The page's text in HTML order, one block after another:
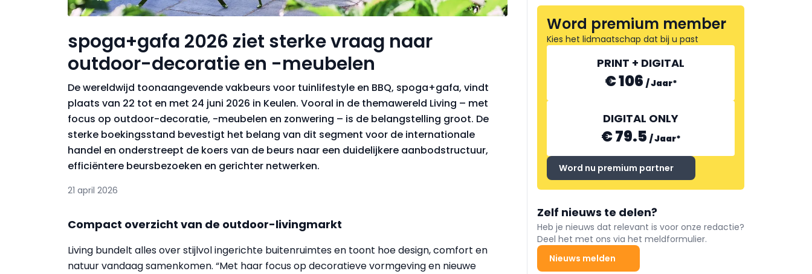
spoga+gafa 2026 ziet sterke vraag naar
outdoor-decoratie en -meubelen
De wereldwijd toonaangevende vakbeurs voor tuinlifestyle en BBQ, spoga+gafa, vindt
plaats van 22 tot en met 24 juni 2026 in Keulen. Vooral in de themawereld Living – met
focus op outdoor-decoratie, -meubelen en zonwering – is de belangstelling groot. De
sterke boekingsstand bevestigt het belang van dit segment voor de internationale
handel en onderstreept de koers van de beurs naar een duidelijkere aanbodstructuur,
efficiëntere beursbezoeken en gerichter netwerken.
21 april 2026
Compact overzicht van de outdoor-livingmarkt
Living bundelt alles over stijlvol ingerichte buitenruimtes en toont hoe design, comfort en
natuur vandaag samenkomen. “Met haar focus op decoratieve vormgeving en nieuwe
Word premium member
Kies het lidmaatschap dat bij u past
PRINT + DIGITAL
€ 106 /Jaar*
DIGITAL ONLY
€ 79.5 /Jaar*
Word nu premium partner
Zelf nieuws te delen?
Heb je nieuws dat relevant is voor onze redactie?
Deel het met ons via het meldformulier.
Nieuws melden